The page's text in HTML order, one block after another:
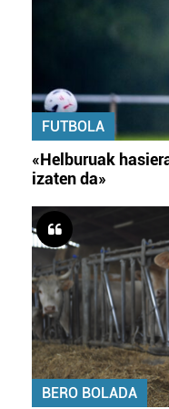
FUTBOLA
«Helburuak
izaten da»
BERO BOLADA